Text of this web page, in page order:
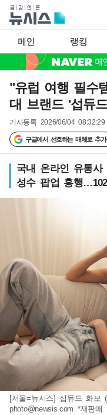
메인 랭킹
"유럽 여행 필수
대 브랜드 '섭듀
기사등록 2026/06/04 08:32:29
구글에서 선호하는 매체로 추가
국내 온라인 유통사
성수 팝업 흥행
[서울=뉴시스] 섭듀드 화보
photo@newsis.com *재판매